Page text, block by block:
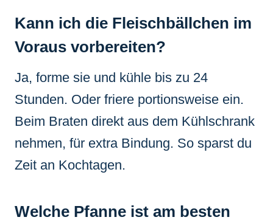
Kann ich die Fleischbällchen im
Voraus vorbereiten?
Ja, forme sie und kühle bis zu 24
Stunden. Oder friere portionsweise ein.
Beim Braten direkt aus dem Kühlschrank
nehmen, für extra Bindung. So sparst du
Zeit an Kochtagen.
Welche Pfanne ist am besten